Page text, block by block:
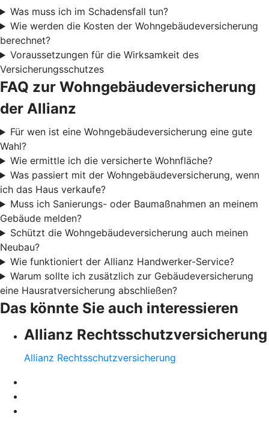
Was muss ich im Schadensfall tun?
Wie werden die Kosten der Wohngebäudeversicherung
berechnet?
Voraussetzungen für die Wirksamkeit des
Versicherungsschutzes
FAQ zur Wohngebäudeversicherung
der Allianz
Für wen ist eine Wohngebäudeversicherung eine gute
Wahl?
Wie ermittle ich die versicherte Wohnfläche?
Was passiert mit der Wohngebäudeversicherung, wenn
ich das Haus verkaufe?
Muss ich Sanierungs- oder Baumaßnahmen an meinem
Gebäude melden?
Schützt die Wohngebäudeversicherung auch meinen
Neubau?
Wie funktioniert der Allianz Handwerker-Service?
Warum sollte ich zusätzlich zur Gebäudeversicherung
eine Hausratversicherung abschließen?
Das könnte Sie auch interessieren
Allianz Rechtsschutzversicherung
Allianz Rechtsschutzversicherung